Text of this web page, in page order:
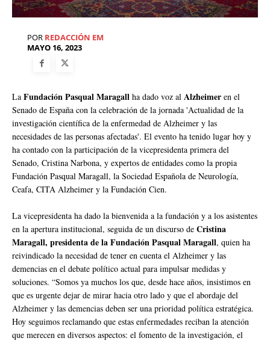
POR REDACCIÓN EM
MAYO 16, 2023
La Fundación Pasqual Maragall ha dado voz al Alzheimer en el
Senado de España con la celebración de la jornada 'Actualidad de la
investigación científica de la enfermedad de Alzheimer y las
necesidades de las personas afectadas'. El evento ha tenido lugar hoy y
ha contado con la participación de la vicepresidenta primera del
Senado, Cristina Narbona, y expertos de entidades como la propia
Fundación Pasqual Maragall, la Sociedad Española de Neurología,
Ceafa, CITA Alzheimer y la Fundación Cien.
La vicepresidenta ha dado la bienvenida a la fundación y a los asistentes
en la apertura institucional, seguida de un discurso de Cristina
Maragall, presidenta de la Fundación Pasqual Maragall, quien ha
reivindicado la necesidad de tener en cuenta el Alzheimer y las
demencias en el debate político actual para impulsar medidas y
soluciones. “Somos ya muchos los que, desde hace años, insistimos en
que es urgente dejar de mirar hacia otro lado y que el abordaje del
Alzheimer y las demencias deben ser una prioridad política estratégica.
Hoy seguimos reclamando que estas enfermedades reciban la atención
que merecen en diversos aspectos: el fomento de la investigación, el